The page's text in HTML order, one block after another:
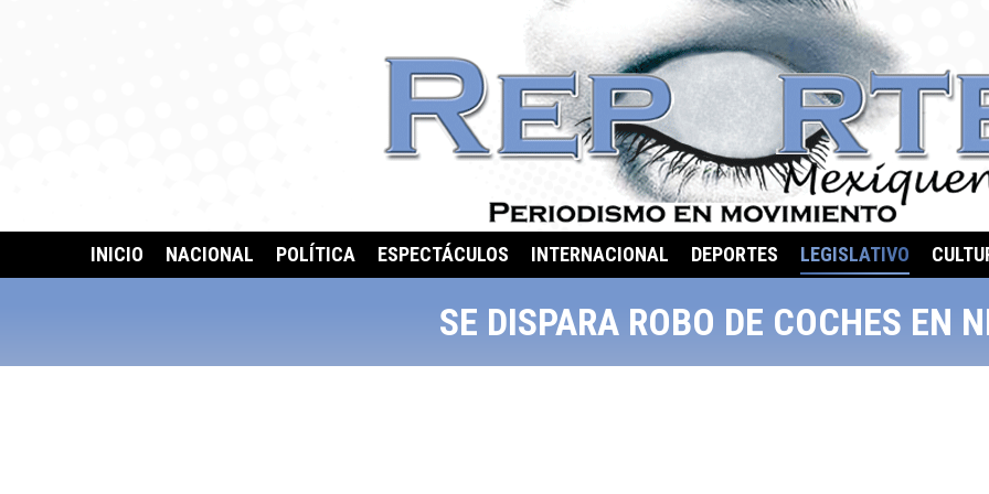
INICIO NACIONAL POLÍTICA ESPECTÁCULOS INTERNACIONAL DEPORTES LEGISLATIVO
SE DISPARA ROBO DE COCHES EN